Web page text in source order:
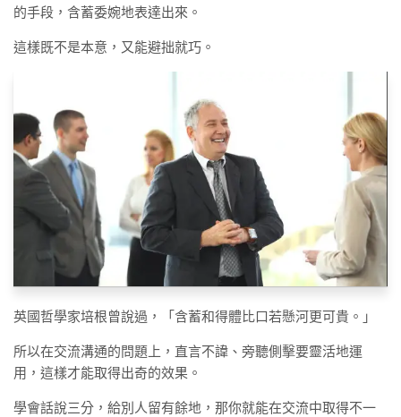
的手段，含蓄委婉地表達出來。
這樣既不是本意，又能避拙就巧。
英國哲學家培根曾說過，「含蓄和得體比口若懸河更可貴。」
所以在交流溝通的問題上，直言不諱、旁聽側擊要靈活地運
用，這樣才能取得出奇的效果。
學會話說三分，給別人留有餘地，那你就能在交流中取得不一